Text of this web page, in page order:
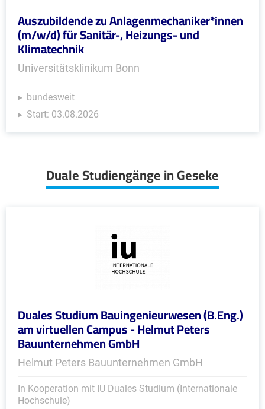
Auszubildende zu Anlagenmechaniker*innen
(m/w/d) für Sanitär-, Heizungs- und
Klimatechnik
Universitätsklinikum Bonn
bundesweit
Start: 03.08.2026
Duale Studiengänge in Geseke
Duales Studium Bauingenieurwesen (B.Eng.)
am virtuellen Campus - Helmut Peters
Bauunternehmen GmbH
Helmut Peters Bauunternehmen GmbH
In Kooperation mit IU Duales Studium (Internationale
Hochschule)